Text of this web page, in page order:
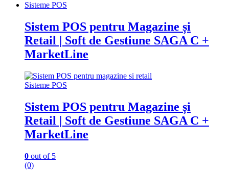
Sisteme POS
Sistem POS pentru Magazine și
Retail | Soft de Gestiune SAGA C +
MarketLine
Sisteme POS
Sistem POS pentru Magazine și
Retail | Soft de Gestiune SAGA C +
MarketLine
0 out of 5
(0)